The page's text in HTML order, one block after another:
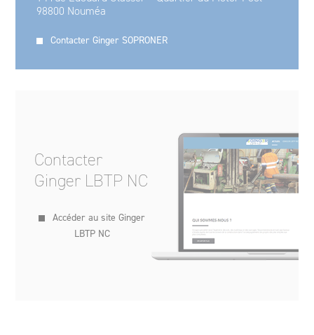
98800 Nouméa
Contacter Ginger SOPRONER
Contacter
Ginger LBTP NC
Accéder au site Ginger
LBTP NC